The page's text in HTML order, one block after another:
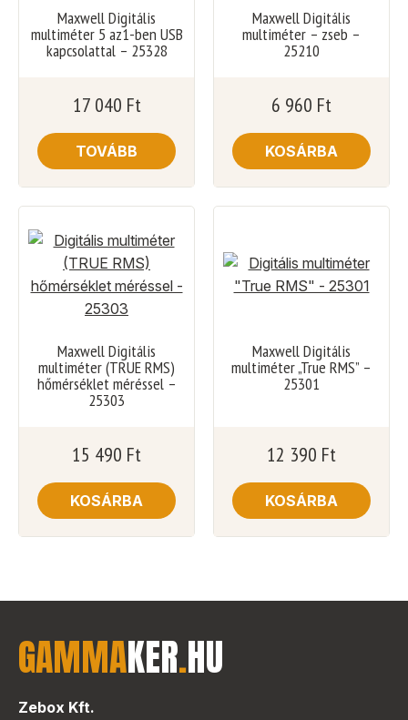
Maxwell Digitális
multiméter 5 az1-ben USB
kapcsolattal – 25328
17 040 Ft
TOVÁBB
Maxwell Digitális
multiméter – zseb –
25210
6 960 Ft
KOSÁRBA
Maxwell Digitális
multiméter (TRUE RMS)
hőmérséklet méréssel –
25303
15 490 Ft
KOSÁRBA
Maxwell Digitális
multiméter „True RMS” –
25301
12 390 Ft
KOSÁRBA
GAMMAKER.HU
Zebox Kft.